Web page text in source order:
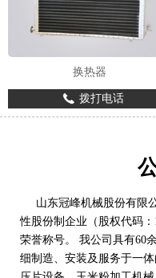
换热器
拨打电话
山东冠峰机械股份有限
性股份制企业（股权代码
荣誉称号。 我公司具有60
细制造、安装及服务于一